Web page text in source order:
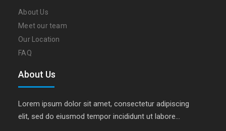
About Us
Meet our team
Our Location
FAQ
About Us
Lorem ipsum dolor sit amet, consectetur adipiscing
elit, sed do eiusmod tempor incididunt ut labore…